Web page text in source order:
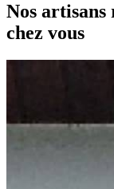
Nos artisans
chez vous